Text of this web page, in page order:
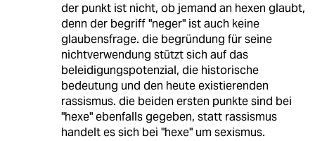
der punkt ist nicht, ob jemand an hexen glaubt,
denn der begriff "neger" ist auch keine
glaubensfrage. die begründung für seine
nichtverwendung stützt sich auf das
beleidigungspotenzial, die historische
bedeutung und den heute existierenden
rassismus. die beiden ersten punkte sind bei
"hexe" ebenfalls gegeben, statt rassismus
handelt es sich bei "hexe" um sexismus.